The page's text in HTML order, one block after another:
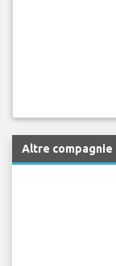
Altre compagnie